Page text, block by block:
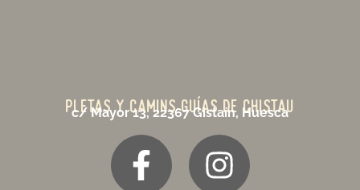
PLETAS Y CAMINS GUÍAS DE CHISTAU
c/ Mayor 13, 22367 Gistaín, Huesca